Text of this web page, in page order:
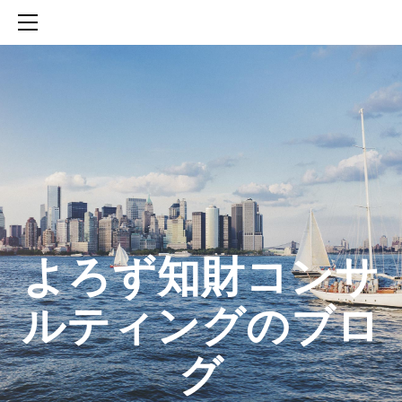
​よろず知財コンサ
ルティングのブロ
グ
SERVICES
知財活動のROICへの貢献
生成AIを活用した知財戦略の策定方法
生成AIとの「壁打ち」で、新たな発明を創出する方法